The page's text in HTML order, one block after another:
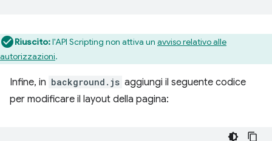
Riuscito:l'API Scripting non attiva un avviso relativo alle
autorizzazioni.
Infine, in background.js aggiungi il seguente codice
per modificare il layout della pagina: